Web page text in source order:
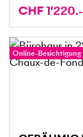
CHF 1'220.-
Online-Besichtigung